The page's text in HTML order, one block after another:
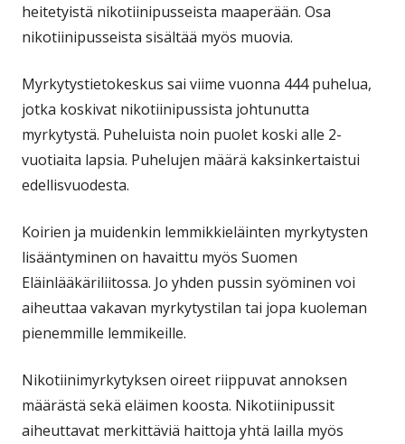
heitetyistä nikotiinipusseista maaperään. Osa
nikotiinipusseista sisältää myös muovia.
Myrkytystietokeskus sai viime vuonna 444 puhelua,
jotka koskivat nikotiinipussista johtunutta
myrkytystä. Puheluista noin puolet koski alle 2-
vuotiaita lapsia. Puhelujen määrä kaksinkertaistui
edellisvuodesta.
Koirien ja muidenkin lemmikkieläinten myrkytysten
lisääntyminen on havaittu myös Suomen
Eläinlääkäriliitossa. Jo yhden pussin syöminen voi
aiheuttaa vakavan myrkytystilan tai jopa kuoleman
pienemmille lemmikeille.
Nikotiinimyrkytyksen oireet riippuvat annoksen
määrästä sekä eläimen koosta. Nikotiinipussit
aiheuttavat merkittäviä haittoja yhtä lailla myös